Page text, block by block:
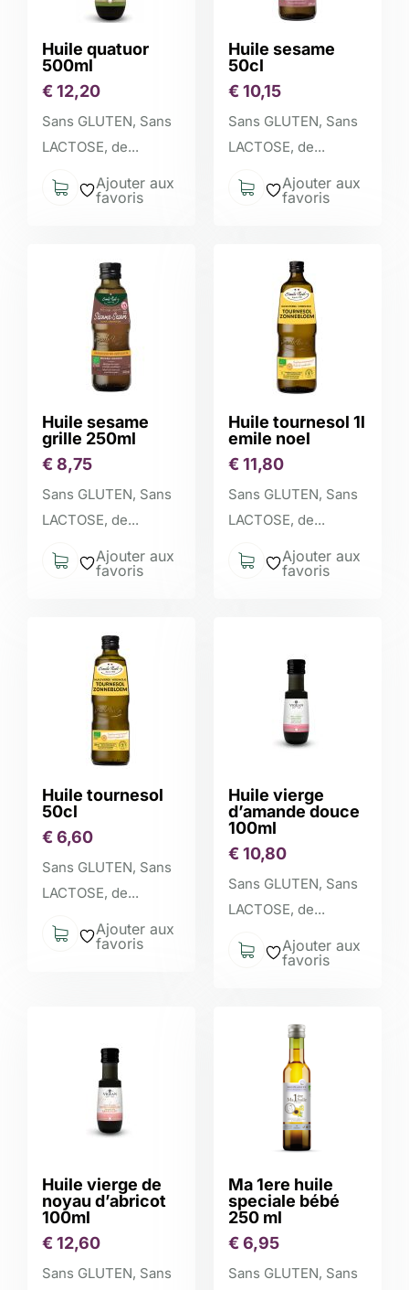
Huile quatuor
500ml
€ 12,20
Sans GLUTEN, Sans
LACTOSE, de...
Ajouter aux
favoris
Huile sesame
50cl
€ 10,15
Sans GLUTEN, Sans
LACTOSE, de...
Ajouter aux
favoris
Huile sesame
grille 250ml
€ 8,75
Sans GLUTEN, Sans
LACTOSE, de...
Ajouter aux
favoris
Huile tournesol 1l
emile noel
€ 11,80
Sans GLUTEN, Sans
LACTOSE, de...
Ajouter aux
favoris
Huile tournesol
50cl
€ 6,60
Sans GLUTEN, Sans
LACTOSE, de...
Ajouter aux
favoris
Huile vierge
d’amande douce
100ml
€ 10,80
Sans GLUTEN, Sans
LACTOSE, de...
Ajouter aux
favoris
Huile vierge de
noyau d’abricot
100ml
€ 12,60
Sans GLUTEN, Sans
Ma 1ere huile
speciale bébé
250 ml
€ 6,95
Sans GLUTEN, Sans